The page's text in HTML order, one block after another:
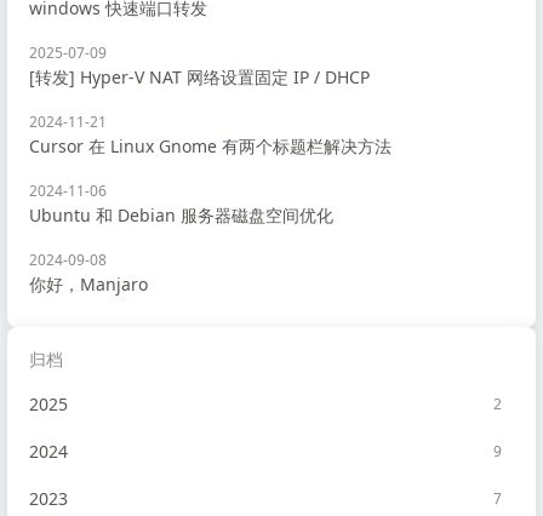
windows 快速端口转发
2025-07-09
[转发] Hyper-V NAT 网络设置固定 IP / DHCP
2024-11-21
Cursor 在 Linux Gnome 有两个标题栏解决方法
2024-11-06
Ubuntu 和 Debian 服务器磁盘空间优化
2024-09-08
你好，Manjaro
归档
2025
2
2024 9
2023 7